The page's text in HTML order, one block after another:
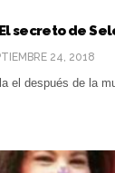
secreto de
24, 2018
el después de la